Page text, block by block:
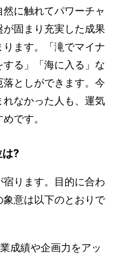
に触れてパワーチャ
固まり充実した成果
ます。「滝でマイナ
る」「海に入る」な
としができます。今
れなかった人も、運気
です。
?
ります。目的に合わ
意は以下のとおりで
成績や企画力をアッ